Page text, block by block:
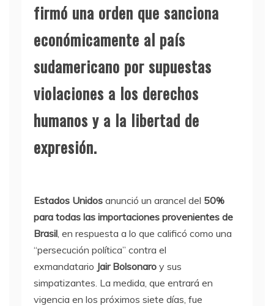
firmó una orden que sanciona
económicamente al país
sudamericano por supuestas
violaciones a los derechos
humanos y a la libertad de
expresión.
Estados Unidos anunció un arancel del 50%
para todas las importaciones provenientes de
Brasil, en respuesta a lo que calificó como una
“persecución política” contra el
exmandatario Jair Bolsonaro y sus
simpatizantes. La medida, que entrará en
vigencia en los próximos siete días, fue